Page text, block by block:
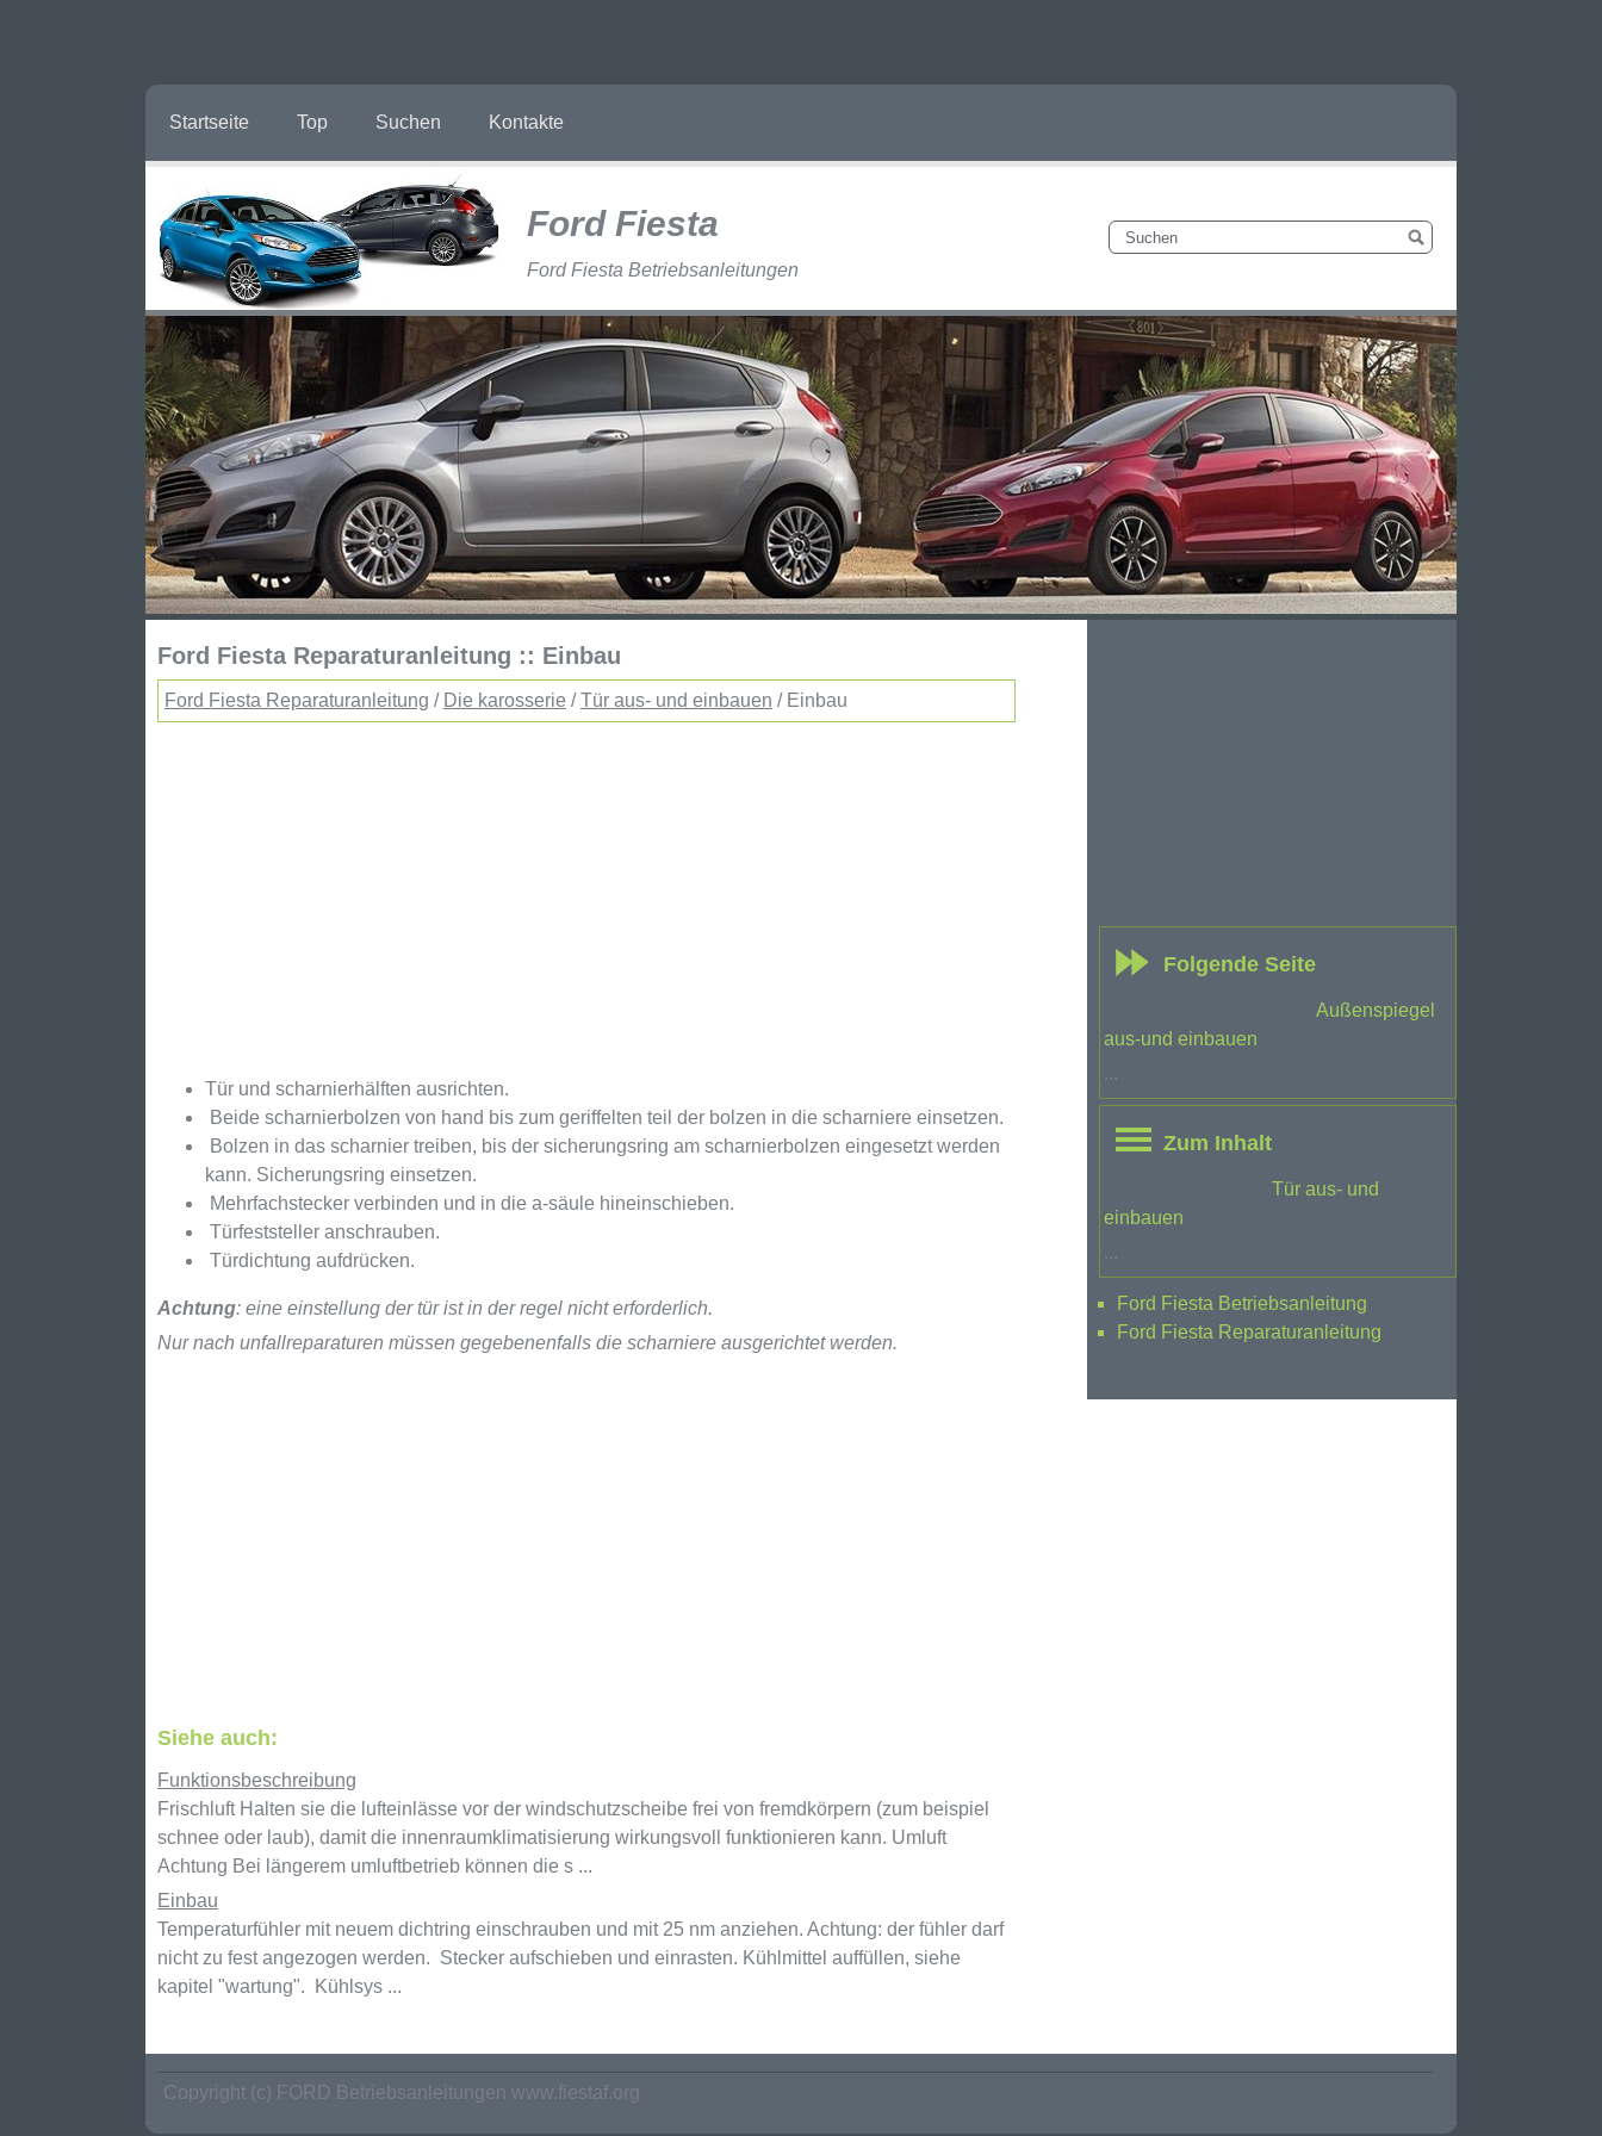
Startseite Top Suchen Kontakte
Ford Fiesta
Ford Fiesta Betriebsanleitungen
Ford Fiesta Reparaturanleitung :: Einbau
Ford Fiesta Reparaturanleitung / Die karosserie /Tür aus- und einbauen / Einbau
Tür und scharnierhälften ausrichten.
Beide scharnierbolzen von hand bis zum geriffelten teil der bolzen in die scharniere einsetzen.
Bolzen in das scharnier treiben, bis der sicherungsring am scharnierbolzen eingesetzt werden
kann. Sicherungsring einsetzen.
Mehrfachstecker verbinden und in die a-säule hineinschieben.
Türfeststeller anschrauben.
Türdichtung aufdrücken.
Achtung: eine einstellung der tür ist in der regel nicht erforderlich.
Nur nach unfallreparaturen müssen gegebenenfalls die scharniere ausgerichtet werden.
Siehe auch:
Funktionsbeschreibung
Frischluft Halten sie die lufteinlässe vor der windschutzscheibe frei von fremdkörpern (zum beispiel
schnee oder laub), damit die innenraumklimatisierung wirkungsvoll funktionieren kann. Umluft
Achtung Bei längerem umluftbetrieb können die s ...
Einbau
Temperaturfühler mit neuem dichtring einschrauben und mit 25 nm anziehen. Achtung: der fühler darf
nicht zu fest angezogen werden. Stecker aufschieben und einrasten. Kühlmittel auffüllen, siehe
kapitel "wartung". Kühlsys ...
Folgende Seite
Außenspiegel
aus-und einbauen
...
Zum Inhalt
Tür aus- und
einbauen
...
Ford Fiesta Betriebsanleitung
Ford Fiesta Reparaturanleitung
Copyright (c) FORD Betriebsanleitungen www.fiestaf.org